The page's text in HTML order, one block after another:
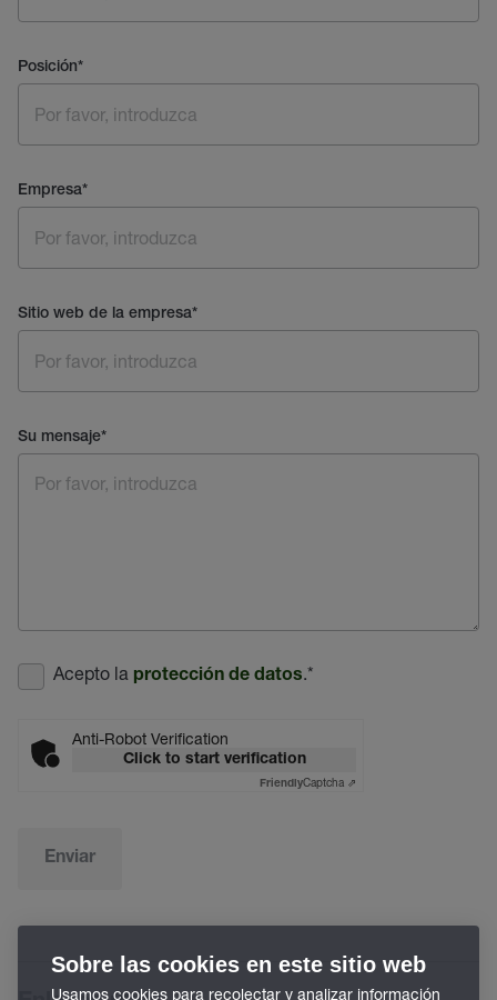
Posición*
Empresa*
Sitio web de la empresa*
Su mensaje*
Acepto la protección de datos.*
Anti-Robot Verification
Click to start verification
FriendlyCaptcha ⇗
Enviar
Sobre las cookies en este sitio web
Usamos cookies para recolectar y analizar información